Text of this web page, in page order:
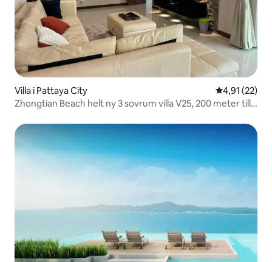
Villa i Pattaya City 4,91 av 5 i
4,91 (22)
Zhongtian Beach helt ny 3 sovrum villa V25, 200 meter till
25 meter lång pool!